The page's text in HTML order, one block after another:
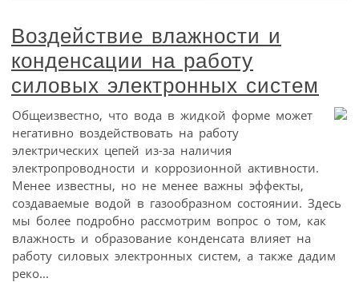
Воздействие влажности и
конденсации на работу
силовых электронных систем
Общеизвестно, что вода в жидкой форме может
негативно воздействовать на работу
электрических цепей из-за наличия
электропроводности и коррозионной активности.
Менее известны, но не менее важны эффекты,
создаваемые водой в газообразном состоянии. Здесь
мы более подробно рассмотрим вопрос о том, как
влажность и образование конденсата влияет на
работу силовых электронных систем, а также дадим
реко...